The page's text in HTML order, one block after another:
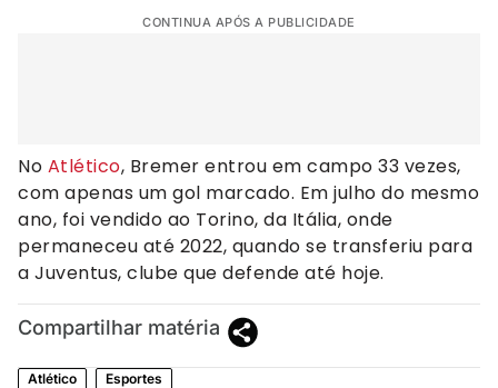
CONTINUA APÓS A PUBLICIDADE
No Atlético, Bremer entrou em campo 33 vezes,
com apenas um gol marcado. Em julho do mesmo
ano, foi vendido ao Torino, da Itália, onde
permaneceu até 2022, quando se transferiu para
a Juventus, clube que defende até hoje.
Compartilhar matéria
Atlético Esportes